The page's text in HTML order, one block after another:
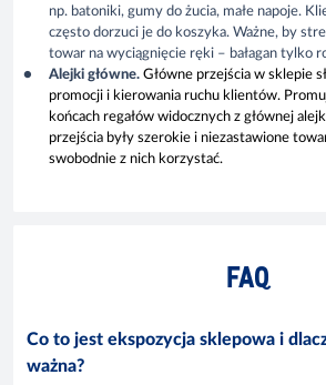
np. batoniki, gumy do żucia, małe napoje.
często dorzuci je do koszyka. Ważne, by
towar na wyciągnięcie ręki – bałagan tylko
Alejki główne. Główne przejścia w sklepie
promocji i kierowania ruchu klientów.
końcach regałów widocznych z głównej
przejścia były szerokie i niezastawione
swobodnie z nich korzystać.
FAQ
Co to jest ekspozycja sklepowa i
ważna?